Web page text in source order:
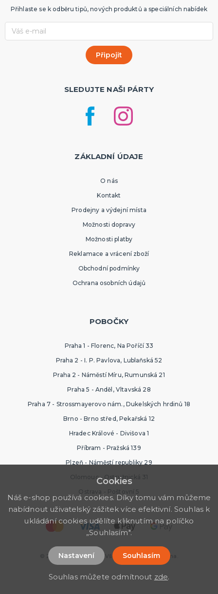
Přihlaste se k odběru tipů, nových produktů a speciálních nabídek
SLEDUJTE NAŠI PÁRTY
ZÁKLADNÍ ÚDAJE
O nás
Kontakt
Prodejny a výdejní místa
Možnosti dopravy
Možnosti platby
Reklamace a vrácení zboží
Obchodní podmínky
Ochrana osobních údajů
POBOČKY
Praha 1 - Florenc, Na Poříčí 33
Praha 2 - I. P. Pavlova, Lublaňská 52
Praha 2 - Náměstí Míru, Rumunská 21
Praha 5 - Anděl, Vltavská 28
Praha 7 - Strossmayerovo nám., Dukelských hrdinů 18
Brno - Brno střed, Pekařská 12
Hradec Králové - Divišova 1
Příbram - Pražská 139
Plzeň - Náměstí republiky 29
Olomouc - Ostružnická 31
Ostrava - Poštovní 5
© 2026 Ptákoviny Ípák. Všechna práva vyhrazena.
Cookies
Náš e-shop používá cookies. Díky tomu vám můžeme
nabídnout uživatelský zážitek více efektivní. Souhlas k
ukládání cookies udělíte kliknutím na políčko
„Souhlasím".
Nastavení Souhlasím
Souhlas můžete odmítnout zde.